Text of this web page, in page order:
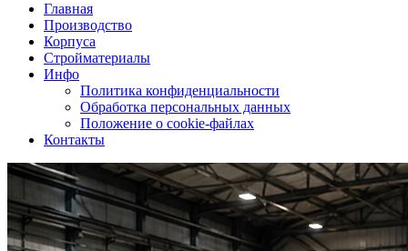
Главная
Производство
Корпуса
Стройматериалы
Инфо
Политика конфиденциальности
Обработка персональных данных
Положение о cookie-файлах
Контакты